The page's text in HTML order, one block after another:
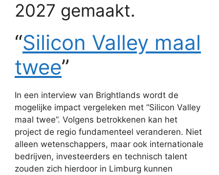
2027 gemaakt.
“Silicon Valley maal
twee”
In een interview van Brightlands wordt de
mogelijke impact vergeleken met “Silicon Valley
maal twee”. Volgens betrokkenen kan het
project de regio fundamenteel veranderen. Niet
alleen wetenschappers, maar ook internationale
bedrijven, investeerders en technisch talent
zouden zich hierdoor in Limburg kunnen